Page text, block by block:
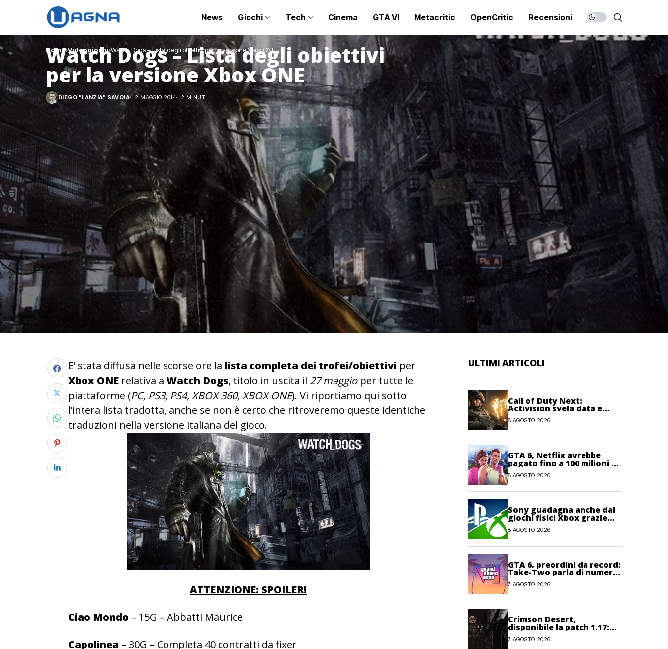
News Giochi Tech Cinema GTA VI Metacritic OpenCritic Recensioni
Home Videogiochi Watch Dogs – Lista degli obiettivi per la versione Xbox ONE
Watch Dogs – Lista degli obiettivi
per la versione Xbox ONE
DIEGO "LANZIA" SAVOIA 2 MAGGIO 2014 2 MINUTI
E’ stata diffusa nelle scorse ore la lista completa dei trofei/obiettivi per
Xbox ONE relativa a Watch Dogs, titolo in uscita il 27 maggioper tutte le
piattaforme (PC, PS3, PS4, XBOX 360, XBOX ONE). Vi riportiamo qui sotto
l’intera lista tradotta, anche se non è certo che ritroveremo queste identiche
traduzioni nella versione italiana del gioco.
ATTENZIONE: SPOILER!
Ciao Mondo – 15G – Abbatti Maurice
Capolinea – 30G – Completa 40 contratti da fixer
ULTIMI ARTICOLI
Call of Duty Next:
Activision svela data e
orario dell’evento
dedicato a Modern
8 AGOSTO 2026
GTA 6, Netflix avrebbe
pagato fino a 100 milioni di
dollari per l’esclusiva sul
gioco
8 AGOSTO 2026
Sony guadagna anche dai
giochi fisici Xbox grazie
alle licenze Blu-ray
8 AGOSTO 2026
GTA 6, preordini da record:
Take-Two parla di numeri
“senza precedenti”
7 AGOSTO 2026
Crimson Desert,
disponibile la patch 1.17:
correzioni per sfide,
combattimento e
7 AGOSTO 2026